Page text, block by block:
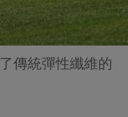
傳統彈性纖維的